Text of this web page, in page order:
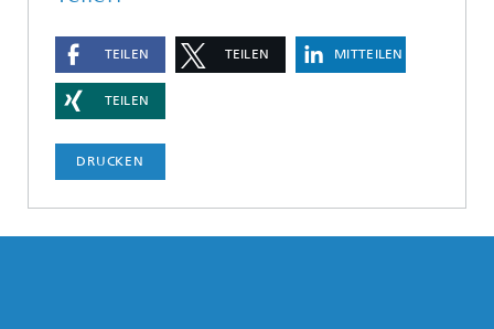
TEILEN TEILEN MITTEILEN
TEILEN
DRUCKEN